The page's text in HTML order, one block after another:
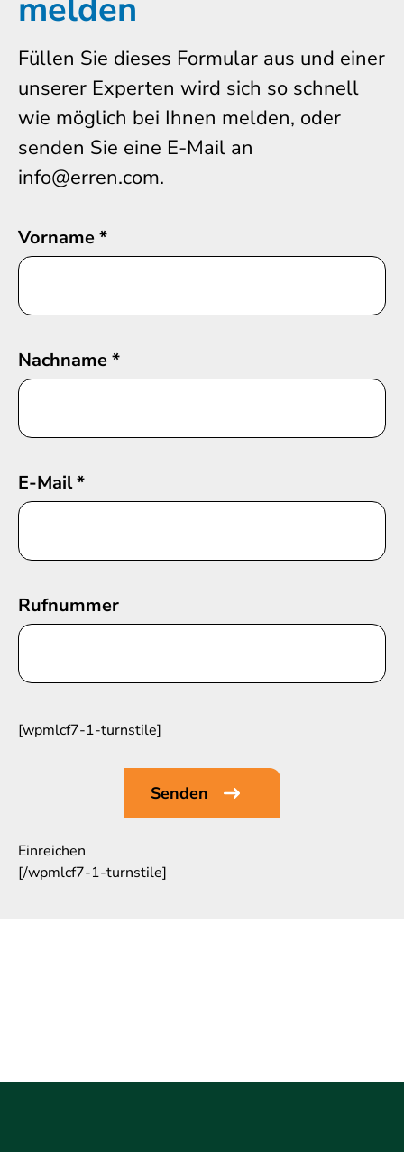
melden
Füllen Sie dieses Formular aus und einer
unserer Experten wird sich so schnell
wie möglich bei Ihnen melden, oder
senden Sie eine E-Mail an
info@erren.com.
Vorname*
Nachname*
E-Mail*
Rufnummer
[wpmlcf7-1-turnstile]
Einreichen
[/wpmlcf7-1-turnstile]